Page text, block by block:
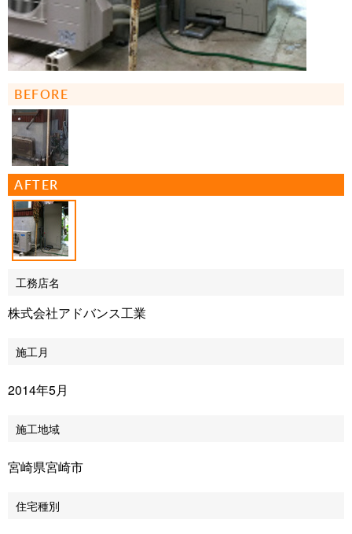
BEFORE
AFTER
工務店名
株式会社アドバンス工業
施工月
2014年5月
施工地域
宮崎県宮崎市
住宅種別